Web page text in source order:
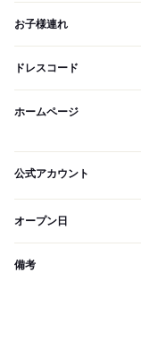
お子様連れ
ドレスコード
ホームページ
公式アカウント
オープン日
備考